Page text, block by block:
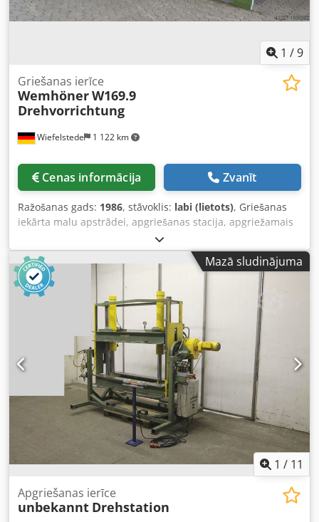
1 /9
Wiefelstede 1 122 km
Griešanas ierīce
WemhönerW169.9
Drehvorrichtung
Cenas informācija Zvanīt
Ražošanas gads: 1986, stāvoklis: labi (lietots), Griešanas
iekārta malu apstrādei, apgriešanas stacija, apgriežamais
galds, rotācijas stacija, rotējošais galds, transportēšanas
sistēma, rullīšu konveijers – piemērota malu aplīmēšanas
automātam, malu aplīmēšanas mašīnai, malu aplīmētājam
– Apgriešanas stacija: sagatavju apgriešanai – Rullīšu
konveijers: šaurs – Rullīšu platums: 1300 mm Credpfx Alob
Rynyonef – Rullīšu konveijera garums: 2900 mm – ar
regulējamu atdures sienu – Rullīšu konveijers: plats –
Rullīšu platums: 3400 mm – Rullīšu konveijera garums:
1400 mm – Rotācijas galvas rullis: gumijots –
Transportēšanas izmēri: 3000/1500/H960 mm,
3500/1550/H1850 mm – Svars: 1000 kg
Mazā sludinājuma
1 / 11
Apgriešanas ierīce
unbekannt Drehstation